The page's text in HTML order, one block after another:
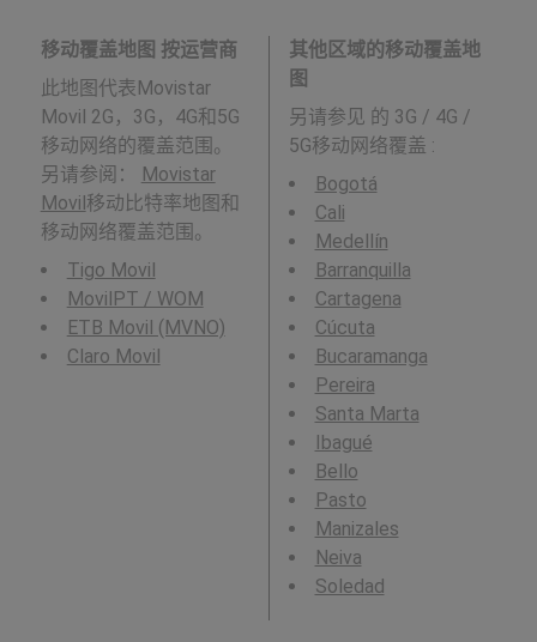
移动覆盖地图 按运营商
此地图代表Movistar
Movil 2G，3G，4G和5G
移动网络的覆盖范围。
另请参阅：
Movistar
Movil 移动比特率地图和
移动网络覆盖范围。
Tigo Movil
MovilPT / WOM
ETB Movil (MVNO)
Claro Movil
其他区域的移动覆盖地
图
另请参见 的 3G / 4G /
5G移动网络覆盖 :
Bogotá
Cali
Medellín
Barranquilla
Cartagena
Cúcuta
Bucaramanga
Pereira
Santa Marta
Ibagué
Bello
Pasto
Manizales
Neiva
Soledad